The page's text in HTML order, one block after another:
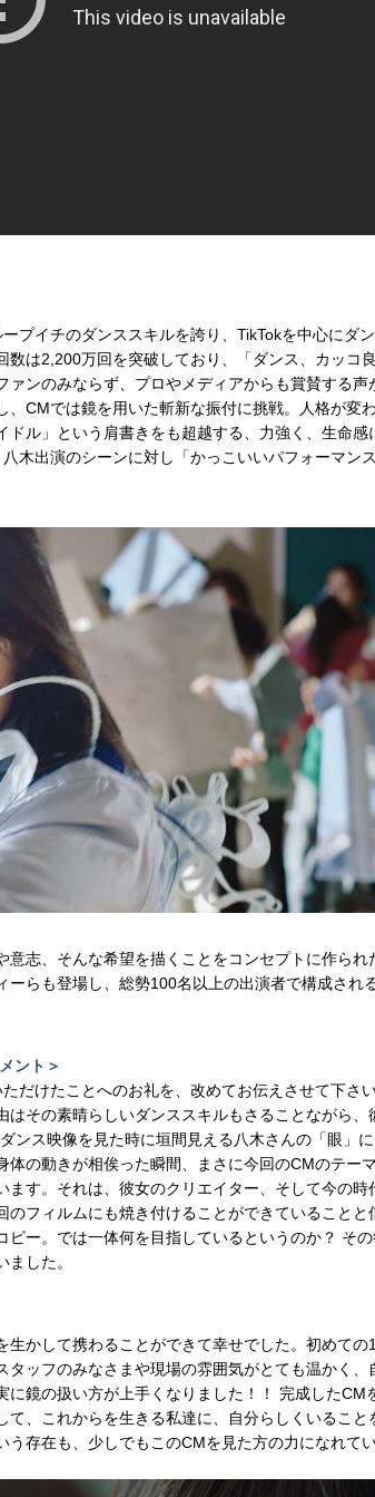
プイチのダンススキルを誇り、TikTokを中心にダ
数は2,200万回を突破しており、「ダンス、カッコ
ンのみならず、プロやメディアからも賞賛する声
CMでは鏡を用いた斬新な振付に挑戦。人格が変
ル」という肩書きをも超越する、力強く、生命感
木出演のシーンに対し「かっこいいパフォーマン
意志、そんな希望を描くことをコンセプトに作られ
らも登場し、総勢100名以上の出演者で構成され
ント＞
だけたことへのお礼を、改めてお伝えさせて下さ
はその素晴らしいダンススキルもさることながら、
ンス映像を見た時に垣間見える八木さんの「眼」
体の動きが相俟った瞬間、まさに今回のCMのテー
ます。それは、彼女のクリエイター、そして今の
フィルムにも焼き付けることができていることと
ピー。では一体何を目指しているというのか？ そ
した。
生かして携わることができて幸せでした。初めての
ッフのみなさまや現場の雰囲気がとても温かく、
鏡の扱い方が上手くなりました！！ 完成したCM
、これからを生きる私達に、自分らしくいること
存在も、少しでもこのCMを見た方の力になれて